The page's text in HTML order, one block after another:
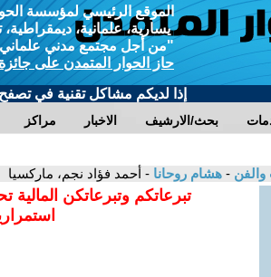
الموقع الرئيسي لمؤسسة
يسارية، علمانية،
"من أجل مجتمع مدني علماني
حاز الحوار المتمدن على
إذا لديكم مشاكل تقنية في تصفح
مراكز الاخبار بحث/الارشيف
والفن - هشام روحانا - أحمد فؤاد نجم، ماركسيا
تبرعاتكم وتبرعاتكن